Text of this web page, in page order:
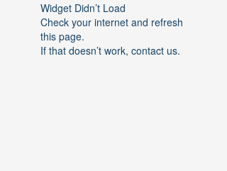
Widget Didn’t Load
Check your internet and refresh
this page.
If that doesn’t work, contact us.